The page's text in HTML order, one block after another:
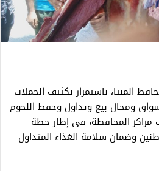
المنيا، باستمرار تكثيف الحملات
ومحال بيع وتداول وحفظ اللحوم
مراكز المحافظة، في إطار خطة
وضمان سلامة الغذاء المتداول